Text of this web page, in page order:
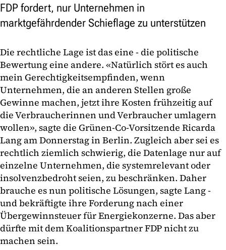
FDP fordert, nur Unternehmen in
marktgefährdender Schieflage zu unterstützen
Die rechtliche Lage ist das eine - die politische
Bewertung eine andere. «Natürlich stört es auch
mein Gerechtigkeitsempfinden, wenn
Unternehmen, die an anderen Stellen große
Gewinne machen, jetzt ihre Kosten frühzeitig auf
die Verbraucherinnen und Verbraucher umlagern
wollen», sagte die Grünen-Co-Vorsitzende Ricarda
Lang am Donnerstag in Berlin. Zugleich aber sei es
rechtlich ziemlich schwierig, die Datenlage nur auf
einzelne Unternehmen, die systemrelevant oder
insolvenzbedroht seien, zu beschränken. Daher
brauche es nun politische Lösungen, sagte Lang -
und bekräftigte ihre Forderung nach einer
Übergewinnsteuer für Energiekonzerne. Das aber
dürfte mit dem Koalitionspartner FDP nicht zu
machen sein.